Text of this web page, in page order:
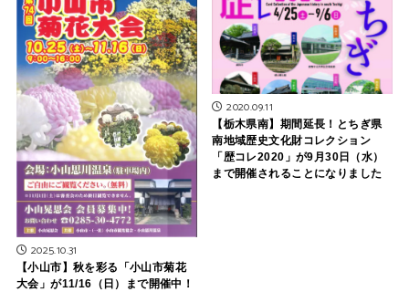
2025.10.31
【小山市】秋を彩る「小山市菊花
大会」が11/16（日）まで開催中！
2020.09.11
【栃木県南】期間延長！とちぎ県
南地域歴史文化財コレクション
「歴コレ2020」が9月30日（水）
まで開催されることになりました